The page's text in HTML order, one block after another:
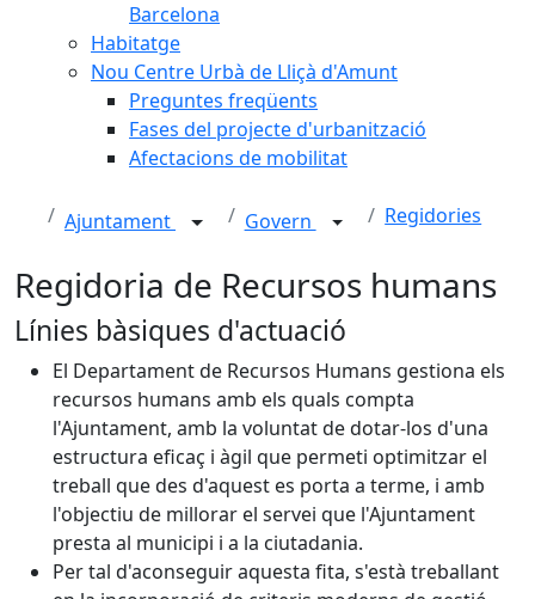
Barcelona
Habitatge
Nou Centre Urbà de Lliçà d'Amunt
Preguntes freqüents
Fases del projecte d'urbanització
Afectacions de mobilitat
Ajuntament Govern Regidories
Regidoria de Recursos humans
Línies bàsiques d'actuació
El Departament de Recursos Humans gestiona els
recursos humans amb els quals compta
l'Ajuntament, amb la voluntat de dotar-los d'una
estructura eficaç i àgil que permeti optimitzar el
treball que des d'aquest es porta a terme, i amb
l'objectiu de millorar el servei que l'Ajuntament
presta al municipi i a la ciutadania.
Per tal d'aconseguir aquesta fita, s'està treballant